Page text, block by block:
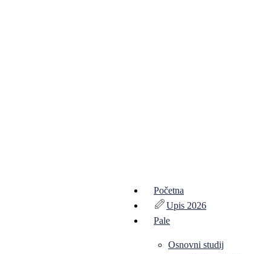
Početna
Upis 2026
Pale
Osnovni studij